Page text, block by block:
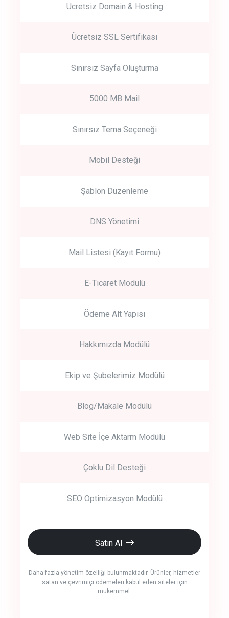
Get Started
Start by trying our service for 30 days free trial no credit card
Ücretsiz Domain & Hosting
Ücretsiz SSL Sertifikası
Sınırsız Sayfa Oluşturma
5000 MB Mail
Sınırsız Tema Seçeneği
Mobil Desteği
Şablon Düzenleme
DNS Yönetimi
Mail Listesi (Kayıt Formu)
E-Ticaret Modülü
Ödeme Alt Yapısı
Hakkımızda Modülü
Ekip ve Şubelerimiz Modülü
Blog/Makale Modülü
Web Site İçe Aktarm Modülü
Çoklu Dil Desteği
SEO Optimizasyon Modülü
Satın Al
Daha fazla yönetim özelliği bulunmaktadır. Ürünler, hizmetler
satan ve çevrimiçi ödemeleri kabul eden siteler için
mükemmel.